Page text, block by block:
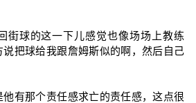
街球的这一下儿感觉也像场场上教练
说把球给我跟詹姆斯似的啊，然后自己
有那个责任感求亡的责任感，这点很